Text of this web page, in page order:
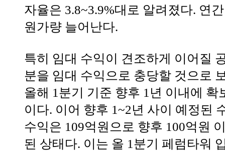
자율은 3.8~3.9%대로 알려졌다. 연
원가량 늘어난다.
특히 임대 수익이 견조하게 이어질
분을 임대 수익으로 충당할 것으로
올해 1분기 기준 향후 1년 이내에 확
이다. 이어 향후 1~2년 사이 예정된
수익은 109억원으로 향후 100억원
된 상태다. 이는 올 1분기 페럼타워